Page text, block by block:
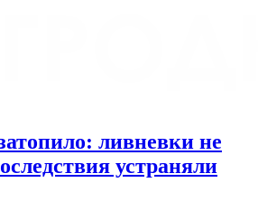
ливневки не
устраняли